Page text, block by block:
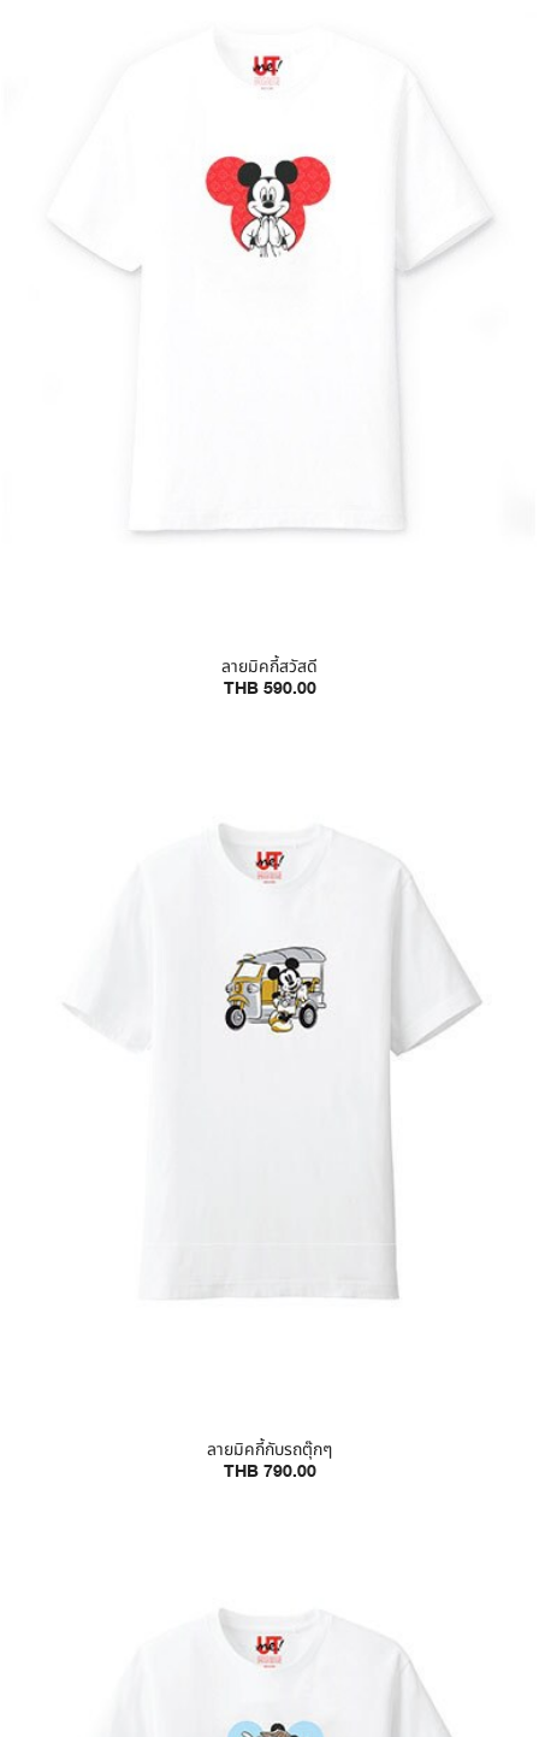
ลายมิคกี้สวัสดี
THB 590.00
ลายมิคกี้กับรถตุ๊กๆ
THB 790.00